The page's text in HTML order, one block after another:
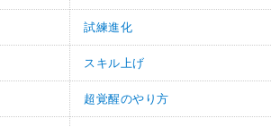
試練進化
スキル上げ
超覚醒のやり方